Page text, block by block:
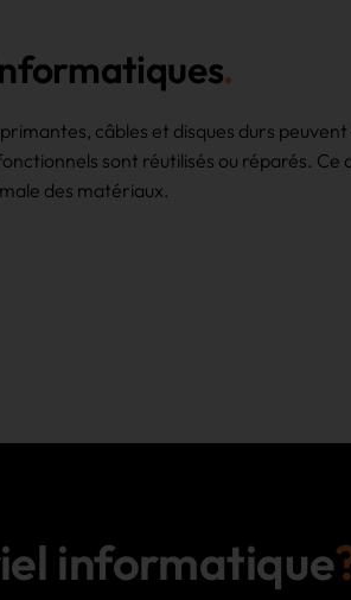
câbles et disques durs
sont réutilisés ou réparés. Ce
des matériaux.
informatique